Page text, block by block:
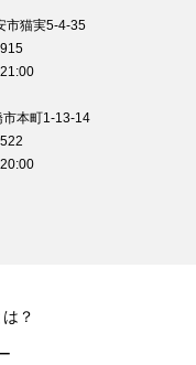
市猫実5-4-35
本町1-13-14
？